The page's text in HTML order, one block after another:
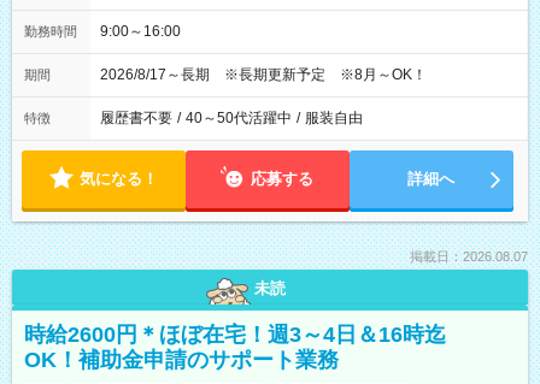
勤務時間 9:00～16:00
期間 2026/8/17～長期 ※長期更新予定 ※8月～OK！
特徴 履歴書不要 / 40～50代活躍中 / 服装自由
気になる！ 応募する 詳細へ
掲載日：2026.08.07
未読
時給2600円＊ほぼ在宅！週3～4日＆16時迄
OK！補助金申請のサポート業務